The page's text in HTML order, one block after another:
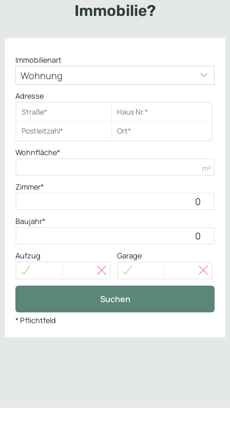
Immobilie?
Immobilienart
Adresse
Wohnfläche*
m²
Zimmer*
Baujahr*
Aufzug Garage
Suchen
* Pflichtfeld